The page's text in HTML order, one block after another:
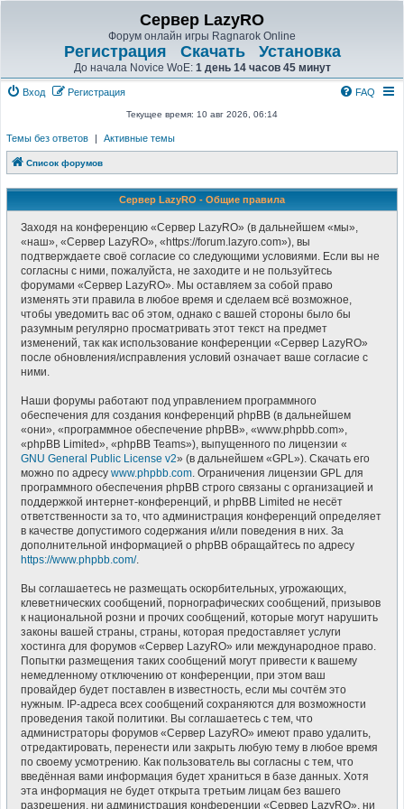
Сервер LazyRO
Форум онлайн игры Ragnarok Online
Регистрация Скачать Установка
До начала Novice WoE: 1 день 14 часов 45 минут
Вход Регистрация FAQ
Текущее время: 10 авг 2026, 06:14
Темы без ответов | Активные темы
Список форумов
Сервер LazyRO - Общие правила
Заходя на конференцию «Сервер LazyRO» (в дальнейшем «мы»,
«наш», «Сервер LazyRO», «https://forum.lazyro.com»), вы
подтверждаете своё согласие со следующими условиями. Если вы не
согласны с ними, пожалуйста, не заходите и не пользуйтесь
форумами «Сервер LazyRO». Мы оставляем за собой право
изменять эти правила в любое время и сделаем всё возможное,
чтобы уведомить вас об этом, однако с вашей стороны было бы
разумным регулярно просматривать этот текст на предмет
изменений, так как использование конференции «Сервер LazyRO»
после обновления/исправления условий означает ваше согласие с
ними.
Наши форумы работают под управлением программного
обеспечения для создания конференций phpBB (в дальнейшем
«они», «программное обеспечение phpBB», «www.phpbb.com»,
«phpBB Limited», «phpBB Teams»), выпущенного по лицензии «
GNU General Public License v2» (в дальнейшем «GPL»). Скачать его
можно по адресу www.phpbb.com. Ограничения лицензии GPL для
программного обеспечения phpBB строго связаны с организацией и
поддержкой интернет-конференций, и phpBB Limited не несёт
ответственности за то, что администрация конференций определяет
в качестве допустимого содержания и/или поведения в них. За
дополнительной информацией о phpBB обращайтесь по адресу
https://www.phpbb.com/.
Вы соглашаетесь не размещать оскорбительных, угрожающих,
клеветнических сообщений, порнографических сообщений, призывов
к национальной розни и прочих сообщений, которые могут нарушить
законы вашей страны, страны, которая предоставляет услуги
хостинга для форумов «Сервер LazyRO» или международное право.
Попытки размещения таких сообщений могут привести к вашему
немедленному отключению от конференции, при этом ваш
провайдер будет поставлен в известность, если мы сочтём это
нужным. IP-адреса всех сообщений сохраняются для возможности
проведения такой политики. Вы соглашаетесь с тем, что
администраторы форумов «Сервер LazyRO» имеют право удалить,
отредактировать, перенести или закрыть любую тему в любое время
по своему усмотрению. Как пользователь вы согласны с тем, что
введённая вами информация будет храниться в базе данных. Хотя
эта информация не будет открыта третьим лицам без вашего
разрешения, ни администрация конференции «Сервер LazyRO», ни